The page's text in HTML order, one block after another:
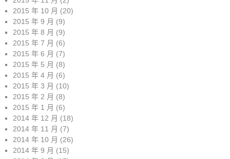
2015 年 10 月 (20)
2015 年 9 月 (9)
2015 年 8 月 (9)
2015 年 7 月 (6)
2015 年 6 月 (7)
2015 年 5 月 (8)
2015 年 4 月 (6)
2015 年 3 月 (10)
2015 年 2 月 (8)
2015 年 1 月 (6)
2014 年 12 月 (18)
2014 年 11 月 (7)
2014 年 10 月 (26)
2014 年 9 月 (15)